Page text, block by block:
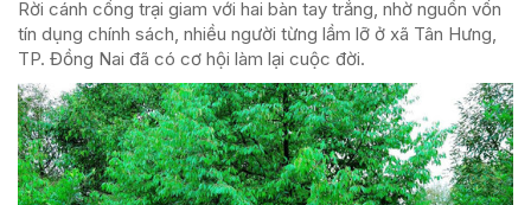
Rời cánh cổng trại giam với hai bàn tay trắng, nhờ nguồn vốn
tín dụng chính sách, nhiều người từng lầm lỡ ở xã Tân Hưng,
TP. Đồng Nai đã có cơ hội làm lại cuộc đời.